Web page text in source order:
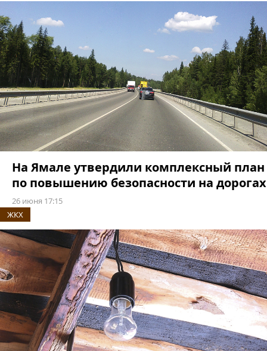
На Ямале утвердили комплексный план
по повышению безопасности на дорогах
26 июня 17:15
ЖКХ